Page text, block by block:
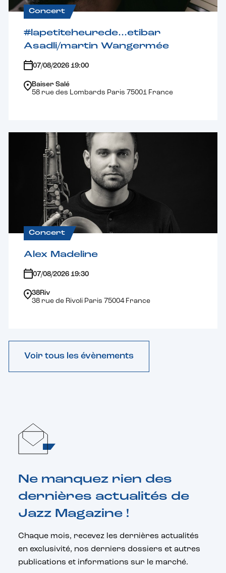
Concert
#lapetiteheurede…etibar
Asadli/martin Wangermée
07/08/2026 19:00
Baiser Salé
58 rue des Lombards Paris 75001 France
Concert
Alex Madeline
07/08/2026 19:30
38Riv
38 rue de Rivoli Paris 75004 France
Voir tous les évènements
Ne manquez rien des
dernières actualités de
Jazz Magazine !
Chaque mois, recevez les dernières actualités
en exclusivité, nos derniers dossiers et autres
publications et informations sur le marché.